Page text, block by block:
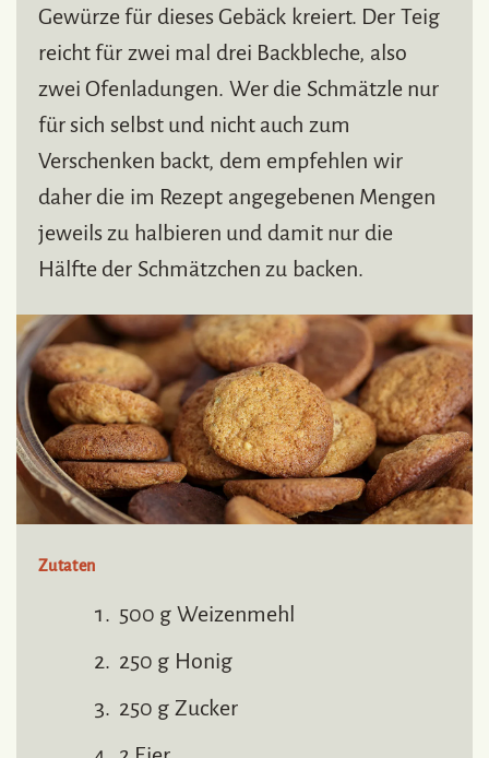
Gewürze für dieses Gebäck kreiert. Der Teig
reicht für zwei mal drei Backbleche, also
zwei Ofenladungen. Wer die Schmätzle nur
für sich selbst und nicht auch zum
Verschenken backt, dem empfehlen wir
daher die im Rezept angegebenen Mengen
jeweils zu halbieren und damit nur die
Hälfte der Schmätzchen zu backen.
Zutaten
500 g Weizenmehl
250 g Honig
250 g Zucker